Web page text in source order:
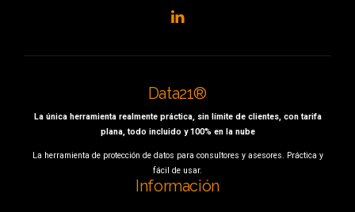
Data21®
La única herramienta realmente práctica, sin límite de clientes, con tarifa
plana, todo incluido y 100% en la nube
La herramienta de protección de datos para consultores y asesores. Práctica y
fácil de usar.
Información